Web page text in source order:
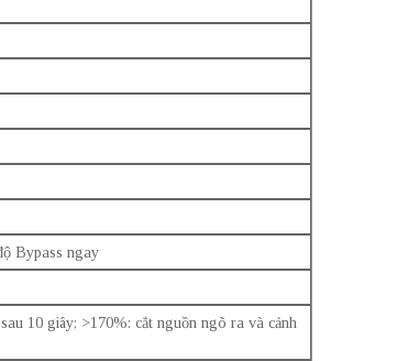
Bypass ngay
10 giây; >170%: cắt nguồn ngõ ra và cảnh